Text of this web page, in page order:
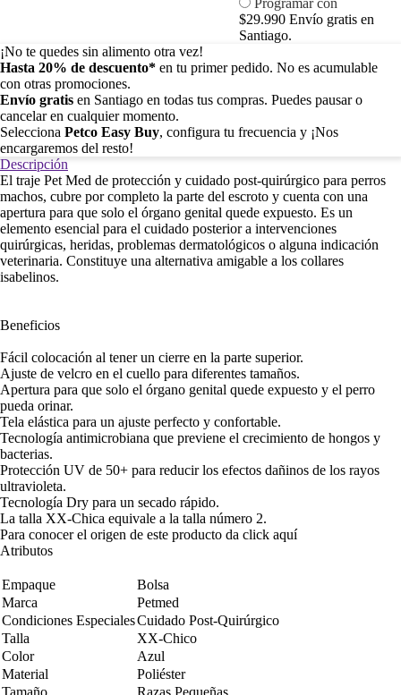
Programar con
$29.990 Envío gratis en
Santiago.
¡No te quedes sin alimento otra vez!
Hasta 20% de descuento* en tu primer pedido. No es acumulable
con otras promociones.
Envío gratis en Santiago en todas tus compras. Puedes pausar o
cancelar en cualquier momento.
Selecciona Petco Easy Buy, configura tu frecuencia y ¡Nos
encargaremos del resto!
Descripción
El traje Pet Med de protección y cuidado post-quirúrgico para perros
machos, cubre por completo la parte del escroto y cuenta con una
apertura para que solo el órgano genital quede expuesto. Es un
elemento esencial para el cuidado posterior a intervenciones
quirúrgicas, heridas, problemas dermatológicos o alguna indicación
veterinaria. Constituye una alternativa amigable a los collares
isabelinos.
Beneficios
Fácil colocación al tener un cierre en la parte superior.
Ajuste de velcro en el cuello para diferentes tamaños.
Apertura para que solo el órgano genital quede expuesto y el perro
pueda orinar.
Tela elástica para un ajuste perfecto y confortable.
Tecnología antimicrobiana que previene el crecimiento de hongos y
bacterias.
Protección UV de 50+ para reducir los efectos dañinos de los rayos
ultravioleta.
Tecnología Dry para un secado rápido.
La talla XX-Chica equivale a la talla número 2.
Para conocer el origen de este producto da click aquí
Atributos
Empaque
Bolsa
Marca
Petmed
Condiciones EspecialesCuidado Post-Quirúrgico
Talla
XX-Chico
Color
Azul
Material
Poliéster
Tamaño
Razas Pequeñas